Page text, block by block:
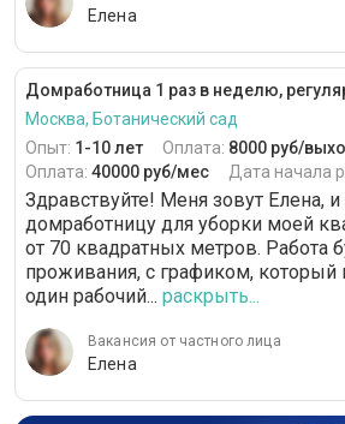
Елена
Домработница 1 раз в неделю,
Москва, Ботанический сад
Опыт: 1-10 лет Оплата: 8000 руб/
Оплата: 40000 руб/мес Дата начала
Здравствуйте! Меня зовут Елена,
домработницу для уборки моей
от 70 квадратных метров. Работа
проживания, с графиком, который
один рабочий... раскрыть...
Вакансия от частного лица
Елена